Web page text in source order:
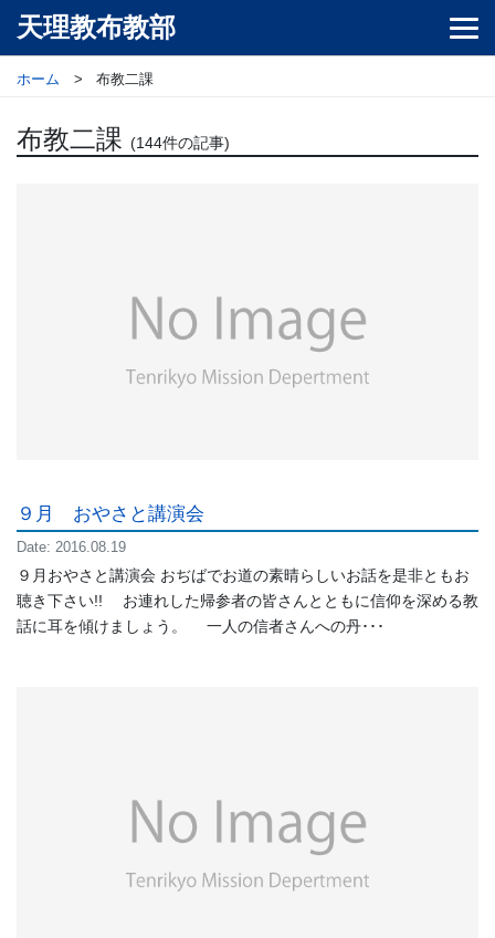
天理教布教部
ホーム 布教二課
布教二課 (144件の記事)
９月 おやさと講演会
Date: 2016.08.19
９月おやさと講演会 おぢばでお道の素晴らしいお話を是非ともお
聴き下さい!! お連れした帰参者の皆さんとともに信仰を深める教
話に耳を傾けましょう。 一人の信者さんへの丹･･･